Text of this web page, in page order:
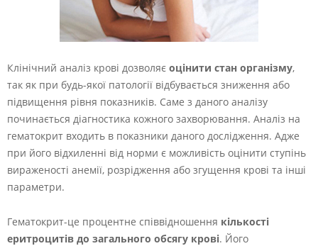
Клінічний аналіз крові дозволяє оцінити стан організму,
так як при будь-якої патології відбувається зниження або
підвищення рівня показників. Саме з даного аналізу
починається діагностика кожного захворювання. Аналіз на
гематокрит входить в показники даного дослідження. Адже
при його відхиленні від норми є можливість оцінити ступінь
вираженості анемії, розрідження або згущення крові та інші
параметри.
Гематокрит-це процентне співвідношення кількості
еритроцитів до загального обсягу крові. Його